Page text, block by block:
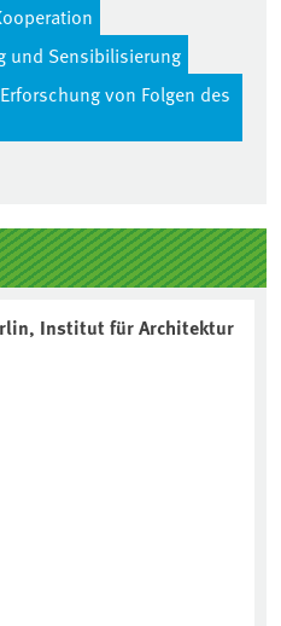
und Sensibilisierung
von Folgen des
Institut für Architektur